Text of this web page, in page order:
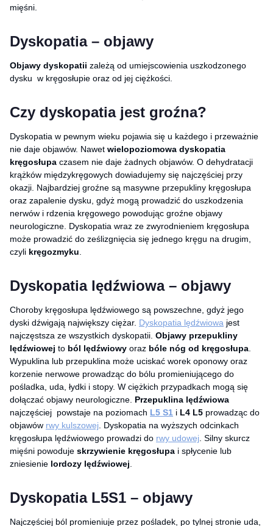
mięśni.
Dyskopatia – objawy
Objawy dyskopatii zależą od umiejscowienia uszkodzonego
dysku w kręgosłupie oraz od jej ciężkości.
Czy dyskopatia jest groźna?
Dyskopatia w pewnym wieku pojawia się u każdego i przeważnie
nie daje objawów. Nawet wielopoziomowa dyskopatia
kręgosłupa czasem nie daje żadnych objawów. O dehydratacji
krążków międzykręgowych dowiadujemy się najczęściej przy
okazji. Najbardziej groźne są masywne przepukliny kręgosłupa
oraz zapalenie dysku, gdyż mogą prowadzić do uszkodzenia
nerwów i rdzenia kręgowego powodując groźne objawy
neurologiczne. Dyskopatia wraz ze zwyrodnieniem kręgosłupa
może prowadzić do ześlizgnięcia się jednego kręgu na drugim,
czyli kręgozmyku
Dyskopatia lędźwiowa – objawy
Choroby kręgosłupa lędźwiowego są powszechne, gdyż jego
dyski dźwigają największy ciężar. Dyskopatia lędźwiowa jest
najczęstsza ze wszystkich dyskopatii. Objawy przepukliny
lędźwiowej to ból lędźwiowy oraz bóle nóg od kręgosłupa
Wypuklina lub przepuklina może uciskać worek oponowy oraz
korzenie nerwowe prowadząc do bólu promieniującego do
pośladka, uda, łydki i stopy. W ciężkich przypadkach mogą się
dołączać objawy neurologiczne. Przepuklina lędźwiowa
najczęściej powstaje na poziomach L5 S1 i L4 L5 prowadząc do
objawów rwy kulszowej . Dyskopatia na wyższych odcinkach
kręgosłupa lędźwiowego prowadzi do rwy udowej . Silny skurcz
mięśni powoduje skrzywienie kręgosłupa i spłycenie lub
zniesienie lordozy lędźwiowej
Dyskopatia L5S1 – objawy
Najczęściej ból promieniuje przez pośladek, po tylnej stronie uda,